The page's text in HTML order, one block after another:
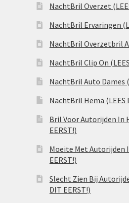
NachtBril Overzet
NachtBril Ervaringen
NachtBril Overzetbril
NachtBril Clip On
NachtBril Auto Dames
NachtBril Hema (LEES
Bril Voor Autorijden In
EERST!)
Moeite Met Autorijden
EERST!)
Slecht Zien Bij
DIT EERST!)